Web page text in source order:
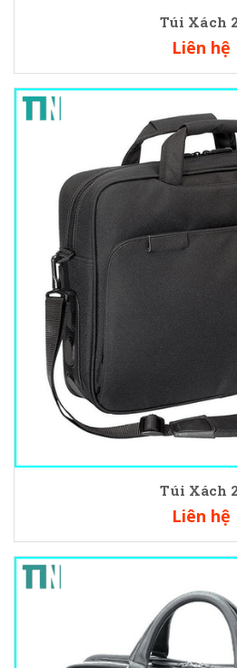
Túi Xách
Liên hệ
Túi Xách
Liên hệ